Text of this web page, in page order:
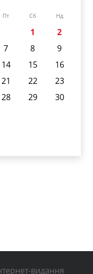
Пт Сб Нд
1
2
7 8
9
14 15
16
21 22
23
28 29
30
видання